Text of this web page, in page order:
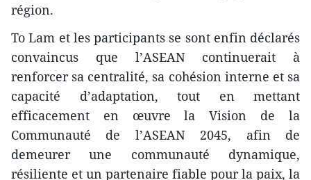
région.
To Lam et les participants se sont enfin déclarés
convaincus que l’ASEAN continuerait à
renforcer sa centralité, sa cohésion interne et sa
capacité d’adaptation, tout en mettant
efficacement en œuvre la Vision de la
Communauté de l’ASEAN 2045, afin de
demeurer une communauté dynamique,
résiliente et un partenaire fiable pour la paix, la